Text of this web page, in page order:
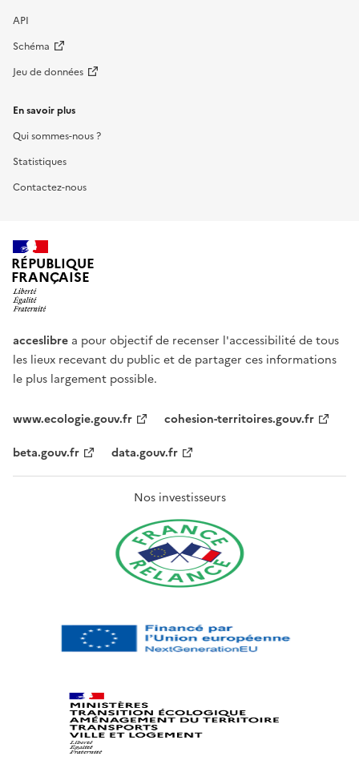
API
Schéma
Jeu de données
En savoir plus
Qui sommes-nous ?
Statistiques
Contactez-nous
RÉPUBLIQUE
FRANÇAISE
acceslibre a pour objectif de recenser l'accessibilité de tous
les lieux recevant du public et de partager ces informations
le plus largement possible.
www.ecologie.gouv.fr
cohesion-territoires.gouv.fr
beta.gouv.fr
data.gouv.fr
Nos investisseurs